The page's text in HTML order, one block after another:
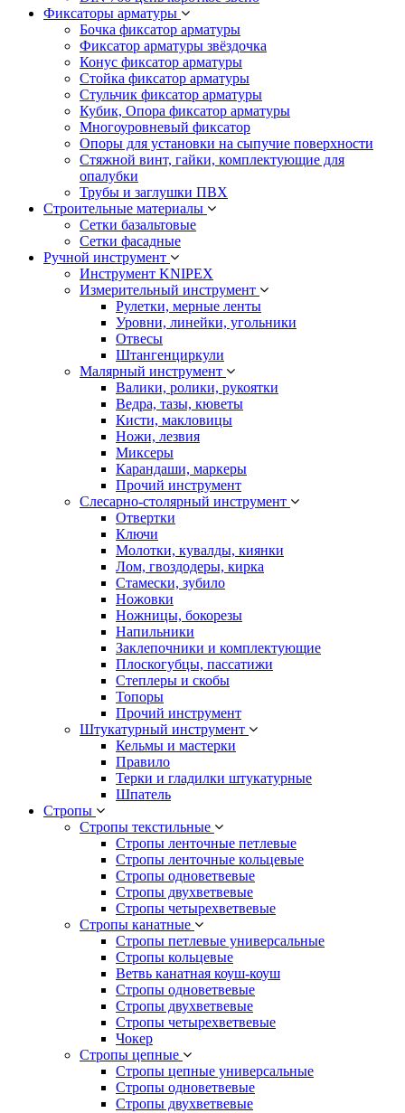
Фиксаторы арматуры
Бочка фиксатор арматуры
Фиксатор арматуры звёздочка
Конус фиксатор арматуры
Стойка фиксатор арматуры
Стульчик фиксатор арматуры
Кубик, Опора фиксатор арматуры
Многоуровневый фиксатор
Опоры для установки на сыпучие поверхности
Стяжной винт, гайки, комплектующие для
опалубки
Трубы и заглушки ПВХ
Строительные материалы
Сетки базальтовые
Сетки фасадные
Ручной инструмент
Инструмент KNIPEX
Измерительный инструмент
Рулетки, мерные ленты
Уровни, линейки, угольники
Отвесы
Штангенциркули
Малярный инструмент
Валики, ролики, рукоятки
Ведра, тазы, кюветы
Кисти, макловицы
Ножи, лезвия
Миксеры
Карандаши, маркеры
Прочий инструмент
Слесарно-столярный инструмент
Отвертки
Ключи
Молотки, кувалды, киянки
Лом, гвоздодеры, кирка
Стамески, зубило
Ножовки
Ножницы, бокорезы
Напильники
Заклепочники и комплектующие
Плоскогубцы, пассатижи
Степлеры и скобы
Топоры
Прочий инструмент
Штукатурный инструмент
Кельмы и мастерки
Правило
Терки и гладилки штукатурные
Шпатель
Стропы
Стропы текстильные
Стропы ленточные петлевые
Стропы ленточные кольцевые
Стропы одноветвевые
Стропы двухветвевые
Стропы четырехветвевые
Стропы канатные
Стропы петлевые универсальные
Стропы кольцевые
Ветвь канатная коуш-коуш
Стропы одноветвевые
Стропы двухветвевые
Стропы четырехветвевые
Чокер
Стропы цепные
Стропы цепные универсальные
Стропы одноветвевые
Стропы двухветвевые